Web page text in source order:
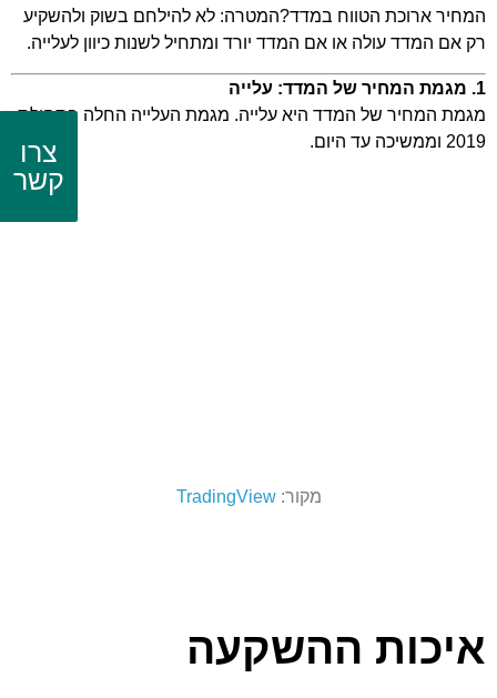
המחיר ארוכת הטווח במדד?המטרה: לא להילחם בשוק ולהשקיע
רק אם המדד עולה או אם המדד יורד ומתחיל לשנות כיוון לעלייה.
1. מגמת המחיר של המדד: עלייה
מגמת המחיר של המדד היא עלייה. מגמת העלייה החלה בתחילת
2019 וממשיכה עד היום.
מקור:TradingView
איכות ההשקעה
צרו
קשר